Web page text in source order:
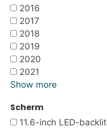
2016
2017
2018
2019
2020
2021
Show more
Scherm
11.6-inch LED-backlit